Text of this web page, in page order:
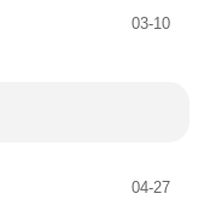
03-10
04-27